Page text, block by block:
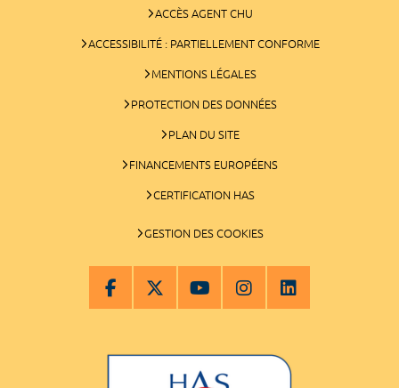
ACCÈS AGENT CHU
ACCESSIBILITÉ : PARTIELLEMENT CONFORME
MENTIONS LÉGALES
PROTECTION DES DONNÉES
PLAN DU SITE
FINANCEMENTS EUROPÉENS
CERTIFICATION HAS
GESTION DES COOKIES